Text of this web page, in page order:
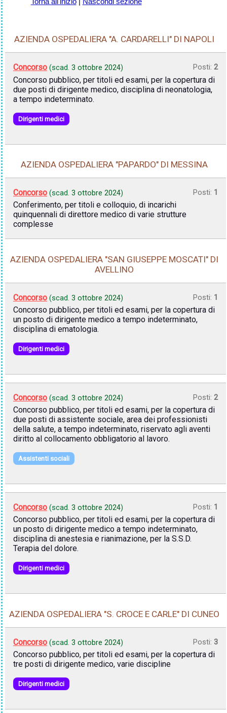
AZIENDA OSPEDALIERA "A. CARDARELLI" DI NAPOLI
Concorso (scad. 3 ottobre 2024) Posti: 2
Concorso pubblico, per titoli ed esami, per la copertura di
due posti di dirigente medico, disciplina di neonatologia,
a tempo indeterminato.
Dirigenti medici
AZIENDA OSPEDALIERA "PAPARDO" DI MESSINA
Concorso (scad. 3 ottobre 2024) Posti: 1
Conferimento, per titoli e colloquio, di incarichi
quinquennali di direttore medico di varie strutture
complesse
AZIENDA OSPEDALIERA "SAN GIUSEPPE MOSCATI" DI
AVELLINO
Concorso (scad. 3 ottobre 2024) Posti: 1
Concorso pubblico, per titoli ed esami, per la copertura di
un posto di dirigente medico a tempo indeterminato,
disciplina di ematologia.
Dirigenti medici
Concorso (scad. 3 ottobre 2024) Posti: 2
Concorso pubblico, per titoli ed esami, per la copertura di
due posti di assistente sociale, area dei professionisti
della salute, a tempo indeterminato, riservato agli aventi
diritto al collocamento obbligatorio al lavoro.
Assistenti sociali
Concorso (scad. 3 ottobre 2024) Posti: 1
Concorso pubblico, per titoli ed esami, per la copertura di
un posto di dirigente medico a tempo indeterminato,
disciplina di anestesia e rianimazione, per la S.S.D.
Terapia del dolore.
Dirigenti medici
AZIENDA OSPEDALIERA "S. CROCE E CARLE" DI CUNEO
Concorso (scad. 3 ottobre 2024) Posti: 3
Concorso pubblico, per titoli ed esami, per la copertura di
tre posti di dirigente medico, varie discipline
Dirigenti medici